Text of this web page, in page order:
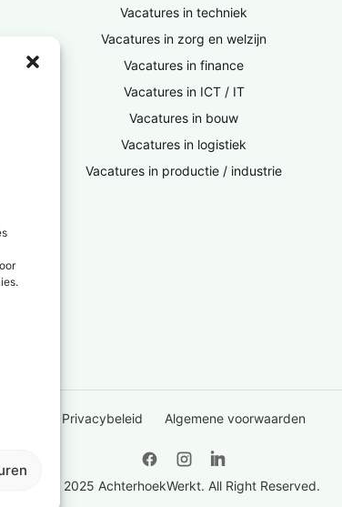
Vacatures in techniek
Vacatures in zorg en welzijn
Vacatures in finance
Vacatures in ICT / IT
Vacatures in bouw
Vacatures in logistiek
Vacatures in productie / industrie
Privacybeleid Algemene voorwaarden
© 2025 AchterhoekWerkt. All Right Reserved.